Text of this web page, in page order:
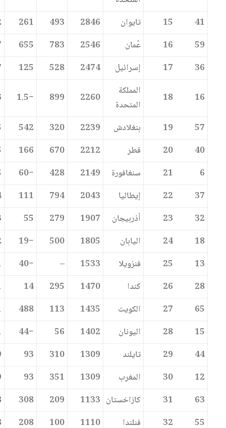
41
15 تايوان 2846
493
261
59
16 عُمان 2546
783
655
36
17 إسرائيل 2474
528
125
16
18
المملكة
المتحدة
2260
899
−1.5
57
19 بنغلادش 2239
320
542
40
20 قطر 2212
670
166
6
21 سنغافورة 2149
428
−60
37
22 إيطاليا 2043
794
111
32
23 أذربيجان 1907
279
55
18
24 اليابان 1805
500
−19
13
25 فنزويلا 1533
–
−40
28
26 كندا 1470
295
14
65
27 الكويت 1435
113
488
15
28 اليونان 1402
56
−44
44
29 تايلند 1309
310
93
12
30 المغرب 1309
351
93
63
31 كازاخستان 1133
209
308
55
32 فنلندا 1110
100
208